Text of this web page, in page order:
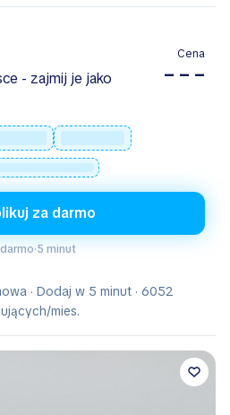
- zajmij je jako
Cena
– – –
za darmo
·5 minut
· Dodaj w 5 minut · 6052
mies.